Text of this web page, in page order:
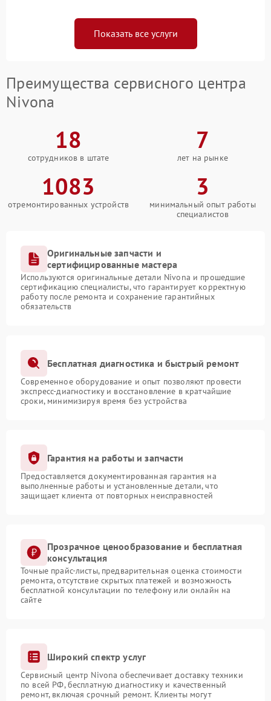
Показать все услуги
Преимущества сервисного центра
Nivona
18
сотрудников в штате
7
лет на рынке
1083
отремонтированных устройств
3
минимальный опыт работы
специалистов
Оригинальные запчасти и
сертифицированные мастера
Используются оригинальные детали Nivona и прошедшие
сертификацию специалисты, что гарантирует корректную
работу после ремонта и сохранение гарантийных
обязательств
Бесплатная диагностика и быстрый ремонт
Современное оборудование и опыт позволяют провести
экспресс-диагностику и восстановление в кратчайшие
сроки, минимизируя время без устройства
Гарантия на работы и запчасти
Предоставляется документированная гарантия на
выполненные работы и установленные детали, что
защищает клиента от повторных неисправностей
Прозрачное ценообразование и бесплатная
консультация
Точные прайс-листы, предварительная оценка стоимости
ремонта, отсутствие скрытых платежей и возможность
бесплатной консультации по телефону или онлайн на
сайте
Широкий спектр услуг
Сервисный центр Nivona обеспечивает доставку техники
по всей РФ, бесплатную диагностику и качественный
ремонт, включая срочный ремонт. Клиенты могут